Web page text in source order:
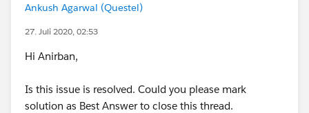
Ankush Agarwal (Questel)
27. Juli 2020, 02:53
Hi Anirban,
Is this issue is resolved. Could you please mark
solution as Best Answer to close this thread.